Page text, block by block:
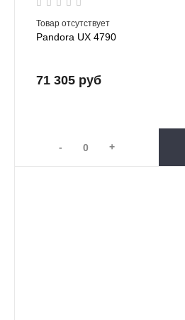
Товар отсутствует
Pandora UX 4790
71 305 руб
- +